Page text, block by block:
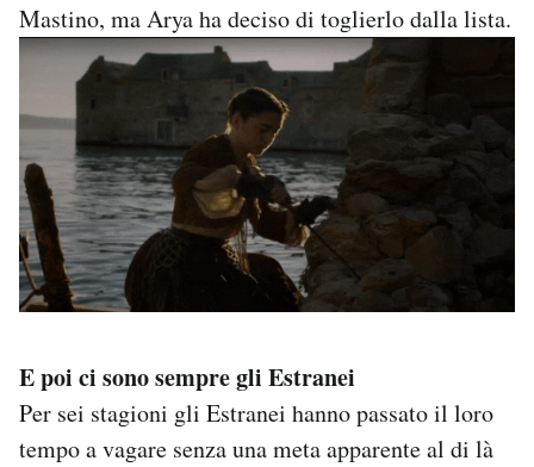
Mastino, ma Arya ha deciso di toglierlo dalla lista.
E poi ci sono sempre gli Estranei
Per sei stagioni gli Estranei hanno passato il loro
tempo a vagare senza una meta apparente al di là